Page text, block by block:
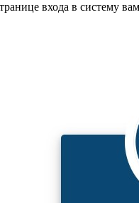
входа в систему